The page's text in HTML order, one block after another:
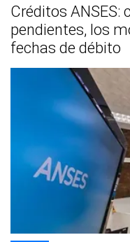
Créditos
pendientes, los
fechas de débito